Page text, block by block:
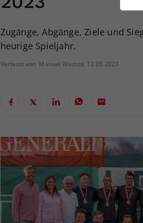
Zugänge, Abgänge, Ziele und
heurige Spieljahr.
Verfasst von: Manuel Wachta, 12.05.2023